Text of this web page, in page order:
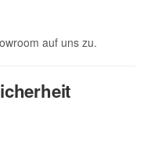
auf uns zu.